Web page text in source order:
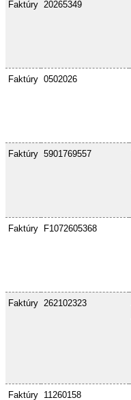
Faktúry 20265349
Faktúry 0502026
Faktúry 5901769557
Faktúry F1072605368
Faktúry 262102323
Faktúry 11260158